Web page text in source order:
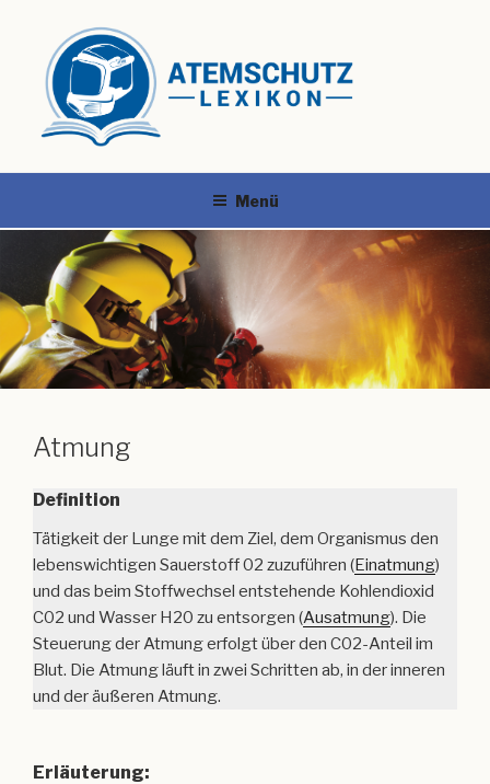
Menü
Atmung
Definition
Tätigkeit der Lunge mit dem Ziel, dem Organismus den
lebenswichtigen Sauerstoff 02 zuzuführen (Einatmung)
und das beim Stoffwechsel entstehende Kohlendioxid
C02 und Wasser H20 zu entsorgen (Ausatmung). Die
Steuerung der Atmung erfolgt über den C02-Anteil im
Blut. Die Atmung läuft in zwei Schritten ab, in der inneren
und der äußeren Atmung.
Erläuterung: